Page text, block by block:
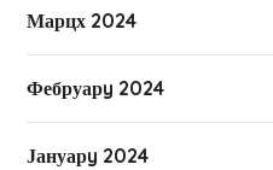
Марцх 2024
Фебруарy 2024
Јануарy 2024